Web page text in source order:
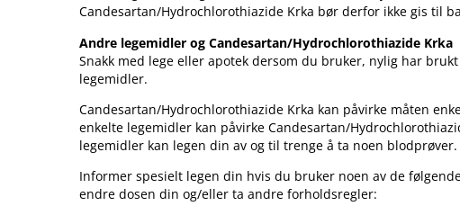
Candesartan​/​Hydrochlorothiazide Krka bør derfor ikke gis til
Andre legemidler og Candesartan​/​Hydrochlorothiazide Krka
Snakk med lege eller apotek dersom du bruker, nylig har
legemidler.
Candesartan​/​Hydrochlorothiazide Krka kan påvirke måten
enkelte legemidler kan påvirke Candesartan​/​
legemidler kan legen din av og til trenge å ta noen blodprøver.
Informer spesielt legen din hvis du bruker noen av de
endre dosen din og​/​eller ta andre forholdsregler: